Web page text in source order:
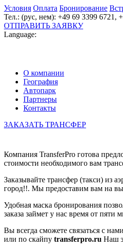
Условия Оплата Бронирование
Тел.: (рус, нем): +49 69 3399 6721,
ОТПРАВИТЬ ЗАЯВКУ
Language:
О компании
География
Автопарк
Партнеры
Контакты
ЗАКАЗАТЬ ТРАНСФЕР
Компания TransferPro готова
стоимости необходимого вам
Заказывайте трансфер (такси) из
город!!. Мы предоставим вам на
Удобная маска бронирования
заказа займет у нас время от
Вы всегда сможете связаться с
или по скайпу transferpro.ru Наш